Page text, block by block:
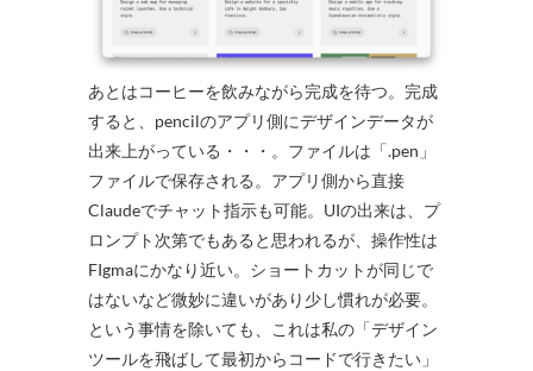
あとはコーヒーを飲みながら完成を待つ。完成
すると、pencilのアプリ側にデザインデータが
出来上がっている・・・。ファイルは「.pen」
ファイルで保存される。アプリ側から直接
Claudeでチャット指示も可能。UIの出来は、プ
ロンプト次第でもあると思われるが、操作性は
FIgmaにかなり近い。ショートカットが同じで
はないなど微妙に違いがあり少し慣れが必要。
という事情を除いても、これは私の「デザイン
ツールを飛ばして最初からコードで行きたい」